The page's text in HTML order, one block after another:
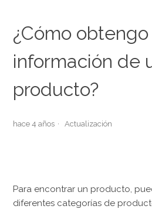
¿Cómo obtengo
información de
producto?
hace 4 años Actualización
Para encontrar un producto,
diferentes categorías de